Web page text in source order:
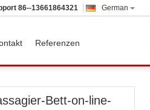
German
86--13661864321
Referenzen
Bett-on-line-